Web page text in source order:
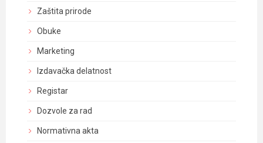
Zaštita prirode
Obuke
Marketing
Izdavačka delatnost
Registar
Dozvole za rad
Normativna akta